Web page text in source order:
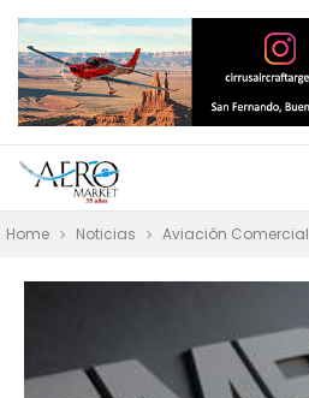
Home Noticias Aviación Comercial